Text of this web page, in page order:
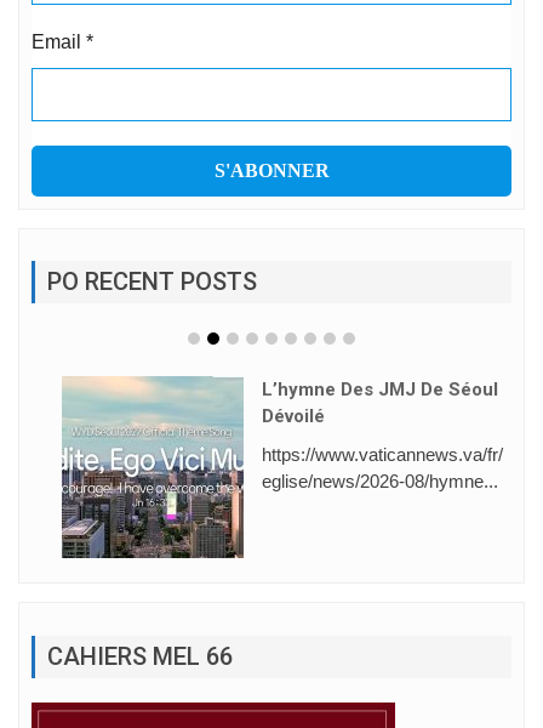
Email *
PO RECENT POSTS
L’hymne Des JMJ De Séoul
Dévoilé
https://www.vaticannews.va/fr/
eglise/news/2026-08/hymne...
CAHIERS MEL 66